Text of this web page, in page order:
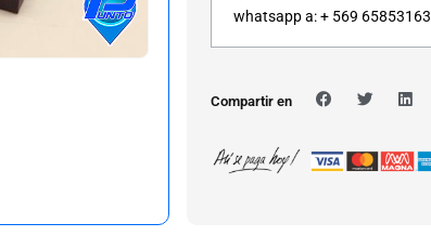
whatsapp a: + 569 65853163
Compartir en